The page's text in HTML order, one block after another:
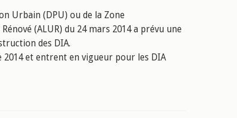
Urbain (DPU) ou de la Zone
(ALUR) du 24 mars 2014 a prévu une
des DIA.
2014 et entrent en vigueur pour les DIA